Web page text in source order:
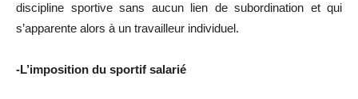
discipline sportive sans aucun lien de subordination et qui
s’apparente alors à un travailleur individuel.
-L’imposition du sportif salarié